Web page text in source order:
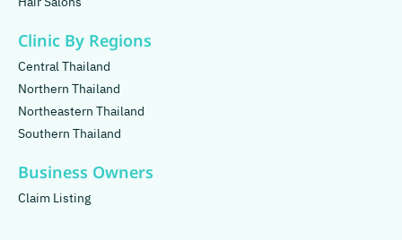
Clinic By Regions
Central Thailand
Northern Thailand
Northeastern Thailand
Southern Thailand
Business Owners
Claim Listing